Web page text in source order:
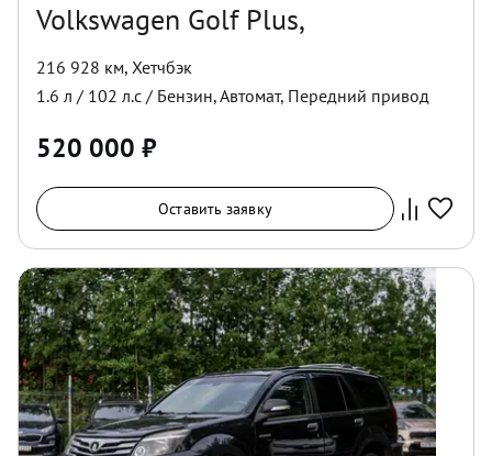
Volkswagen Golf Plus,
216 928 км, Хетчбэк
1.6 л / 102 л.с / Бензин,Автомат, Передний привод
520 000 ₽
Оставить заявку